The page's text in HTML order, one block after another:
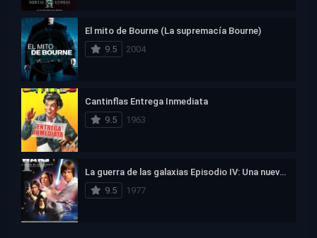
El mito de Bourne (La supremacía Bourne)
9.5
2004
Cantinflas Entrega Inmediata
9.5
1963
La guerra de las galaxias Episodio IV: Una nueva esperanza
9.5
1977